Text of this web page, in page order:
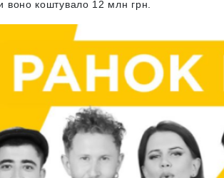
воно коштувало 12 млн грн.